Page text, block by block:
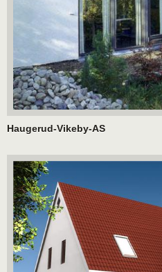
Haugerud-Vikeby-AS